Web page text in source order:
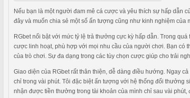
Nếu bạn là một người đam mê cá cược và yêu thích sự hấp dẫn
đây và muốn chia sẻ một số ấn tượng cũng như kinh nghiệm của
RGbet nổi bật với mức tỷ lệ trả thưởng cực kỳ hấp dẫn. Trong
cược linh hoạt, phù hợp với mọi nhu cầu của người chơi. Bạn có
của trò chơi. Sự đa dạng trong các tùy chọn cược giúp cho trải
Giao diện của RGbet rất thân thiện, dễ dàng điều hướng. Ngay
chỉ trong vài phút. Tôi đặc biệt ấn tượng với hệ thống đổi thưởng
nhận được tiền thưởng trong tài khoản của mình chỉ sau vài